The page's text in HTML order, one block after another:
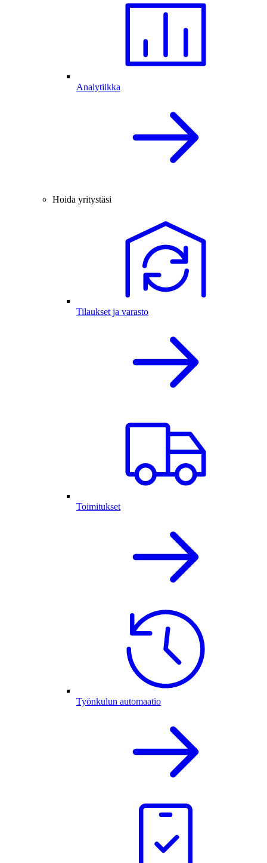
Analytiikka
Hoida yritystäsi
Tilaukset ja varasto
Toimitukset
Työnkulun automaatio